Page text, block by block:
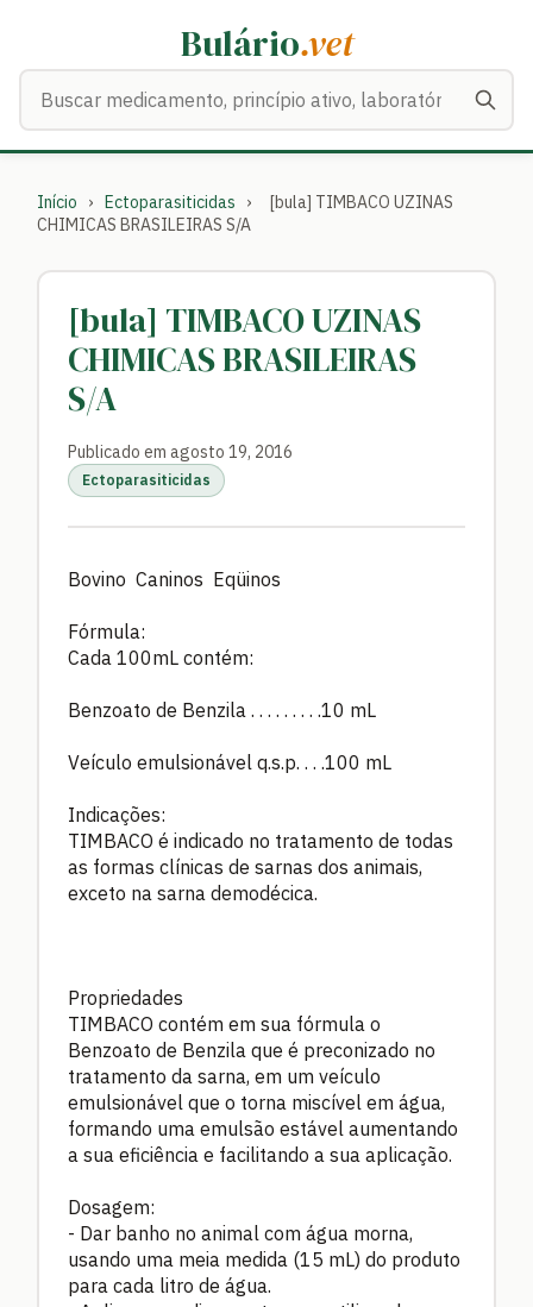
Bulário.vet
Início › Ectoparasiticidas ›
[bula] TIMBACO UZINAS
CHIMICAS BRASILEIRAS S/A
[bula] TIMBACO UZINAS
CHIMICAS BRASILEIRAS
S/A
Publicado em agosto 19, 2016
Ectoparasiticidas
Bovino Caninos Eqüinos
Fórmula:
Cada 100mL contém:
Benzoato de Benzila . . . . . . . . .10 mL
Veículo emulsionável q.s.p. . . .100 mL
Indicações:
TIMBACO é indicado no tratamento de todas
as formas clínicas de sarnas dos animais,
exceto na sarna demodécica.
Propriedades
TIMBACO contém em sua fórmula o
Benzoato de Benzila que é preconizado no
tratamento da sarna, em um veículo
emulsionável que o torna miscível em água,
formando uma emulsão estável aumentando
a sua eficiência e facilitando a sua aplicação.
Dosagem:
- Dar banho no animal com água morna,
usando uma meia medida (15 mL) do produto
para cada litro de água.